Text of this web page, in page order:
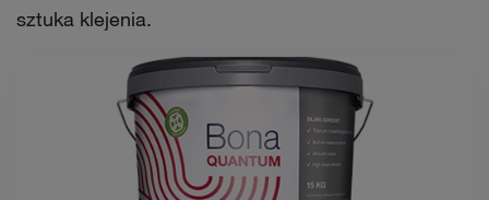
sztuka klejenia.